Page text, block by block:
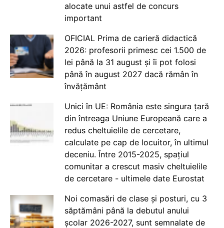
alocate unui astfel de concurs
important
OFICIAL Prima de carieră didactică
2026: profesorii primesc cei 1.500 de
lei până la 31 august și îi pot folosi
până în august 2027 dacă rămân în
învățământ
Unici în UE: România este singura țară
din întreaga Uniune Europeană care a
redus cheltuielile de cercetare,
calculate pe cap de locuitor, în ultimul
deceniu. Între 2015-2025, spațiul
comunitar a crescut masiv cheltuielile
de cercetare - ultimele date Eurostat
Noi comasări de clase și posturi, cu 3
săptămâni până la debutul anului
școlar 2026-2027, sunt semnalate de